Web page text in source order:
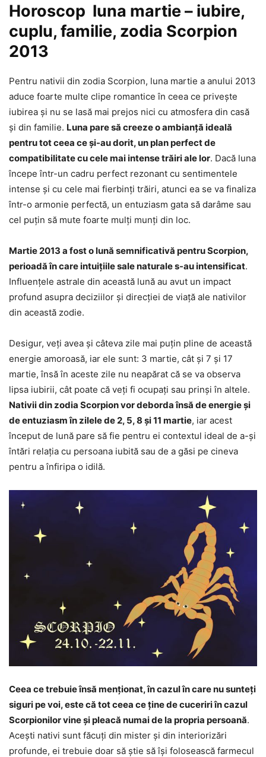
Horoscop luna martie – iubire,
cuplu, familie, zodia Scorpion
2013
Pentru nativii din zodia Scorpion, luna martie a anului 2013
aduce foarte multe clipe romantice în ceea ce privește
iubirea și nu se lasă mai prejos nici cu atmosfera din casă
și din familie. Luna pare să creeze o ambianță ideală
pentru tot ceea ce și-au dorit, un plan perfect de
compatibilitate cu cele mai intense trăiri ale lor. Dacă luna
începe într-un cadru perfect rezonant cu sentimentele
intense și cu cele mai fierbinți trăiri, atunci ea se va finaliza
într-o armonie perfectă, un entuziasm gata să darâme sau
cel puțin să mute foarte mulți munți din loc.
Martie 2013 a fost o lună semnificativă pentru Scorpion,
perioadă în care intuițiile sale naturale s-au intensificat.
Influențele astrale din această lună au avut un impact
profund asupra deciziilor și direcției de viață ale nativilor
din această zodie.
Desigur, veți avea și câteva zile mai puțin pline de această
energie amoroasă, iar ele sunt: 3 martie, cât și 7 și 17
martie, însă în aceste zile nu neapărat că se va observa
lipsa iubirii, cât poate că veți fi ocupați sau prinși în altele.
Nativii din zodia Scorpion vor deborda însă de energie și
de entuziasm în zilele de 2, 5, 8 și 11 martie, iar acest
început de lună pare să fie pentru ei contextul ideal de a-și
întări relația cu persoana iubită sau de a găsi pe cineva
pentru a înfiripa o idilă.
Ceea ce trebuie însă menționat, în cazul în care nu sunteți
siguri pe voi, este că tot ceea ce ține de cuceriri în cazul
Scorpionilor vine și pleacă numai de la propria persoană.
Acești nativi sunt făcuți din mister și din interiorizări
profunde, ei trebuie doar să știe să își folosească farmecul